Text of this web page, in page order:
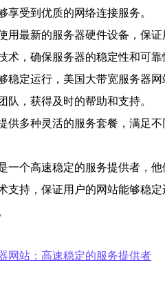
享受到优质的网络连接服务。
用最新的服务器硬件设备，保
术，确保服务器的稳定性和可靠
稳定运行，美国大带宽服务器
队，获得及时的帮助和支持。
供多种灵活的服务套餐，满足
一个高速稳定的服务提供者，
支持，保证用户的网站能够稳
网站：高速稳定的服务提供者